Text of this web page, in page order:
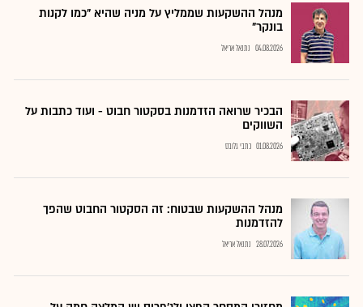
מנהל ההשקעות שממליץ על מניה שהיא "כמו לקנות
בונקר"
04.08.2026 נתנאל אריאל
הבכיר שרואה הזדמנות בסקטור חבוט - ועוד כתבות על
השווקים
01.08.2026 כתבי גלובס
מנהל ההשקעות שבטוח: זה הסקטור החבוט שהפך
להזדמנות
28.07.2026 נתנאל אריאל